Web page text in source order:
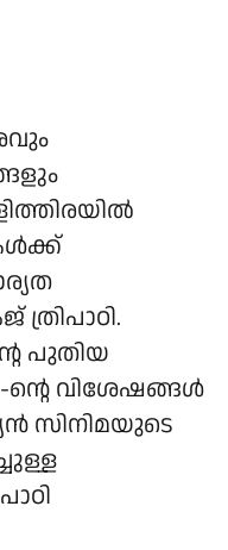
പുതിയ
വിശേഷങ്ങൾ
സിനിമയുടെ